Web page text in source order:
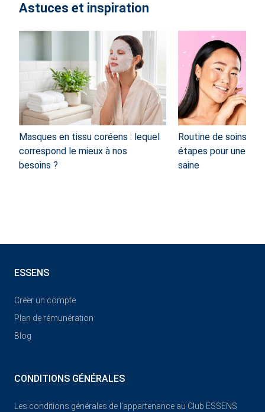
Astuces et inspiration
Masques en tissu coréens : lequel
correspond le mieux à nos
besoins ?
Routine de soins de
étapes pour une
saine
ESSENS
Créer un compte
Plan de rémunération
Blog
CONDITIONS GÉNÉRALES
Les conditions générales de l’appartenance au Club ESSENS